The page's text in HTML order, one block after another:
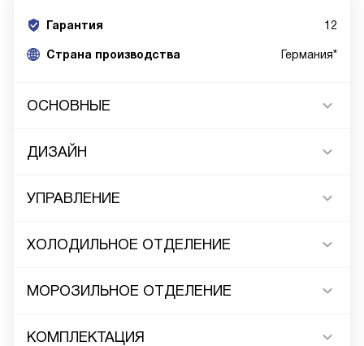
Гарантия 12
Страна производства Германия*
ОСНОВНЫЕ
ДИЗАЙН
УПРАВЛЕНИЕ
ХОЛОДИЛЬНОЕ ОТДЕЛЕНИЕ
МОРОЗИЛЬНОЕ ОТДЕЛЕНИЕ
КОМПЛЕКТАЦИЯ